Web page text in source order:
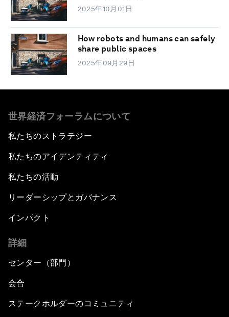
2025年10月01日
How robots and humans can safely
share public spaces
2025年09月29日
世界経済フォーラムについて
私たちのストラテジー
私たちのアイデンティティ
私たちの活動
リーダーシップとガバナンス
インパクト
詳細
センター（部門）
会合
ステークホルダーのコミュニティ